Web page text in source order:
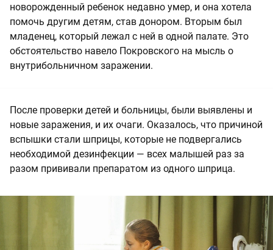
новорожденный ребенок недавно умер, и она хотела
помочь другим детям, став донором. Вторым был
младенец, который лежал с ней в одной палате. Это
обстоятельство навело Покровского на мысль о
внутрибольничном заражении.
После проверки детей и больницы, были выявлены и
новые заражения, и их очаги. Оказалось, что причиной
вспышки стали шприцы, которые не подвергались
необходимой дезинфекции — всех малышей раз за
разом прививали препаратом из одного шприца.